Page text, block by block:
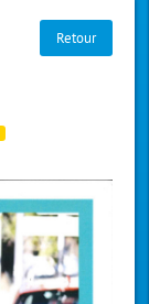
Retour